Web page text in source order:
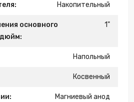
Накопительный
основного
1"
Напольный
Косвенный
Магниевый анод